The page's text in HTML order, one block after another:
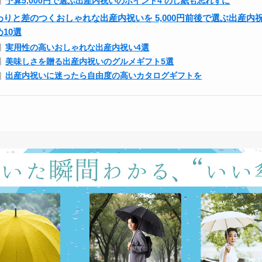
りと差のつくおしゃれな出産内祝いを 5,000円前後で選ぶ出産内
10選
実用性の高いおしゃれな出産内祝い4選
美味しさを贈る出産内祝いのグルメギフト5選
出産内祝いに迷ったら自由度の高いカタログギフトを